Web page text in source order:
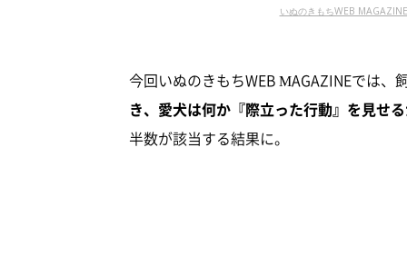
いぬのきもちWEB
今回いぬのきもちWEB MAGAZINEでは、
き、愛犬は何か『際立った行動』を見せ
半数が該当する結果に。